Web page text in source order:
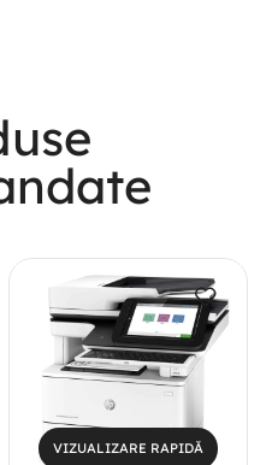
Now
VIZUALIZARE RAPIDĂ